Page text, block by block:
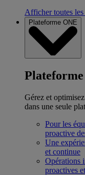
Afficher toutes
Plateforme ONE
Gérez et
dans une seule
Pour les
proactive
Une
et continue
Opérations
proactives